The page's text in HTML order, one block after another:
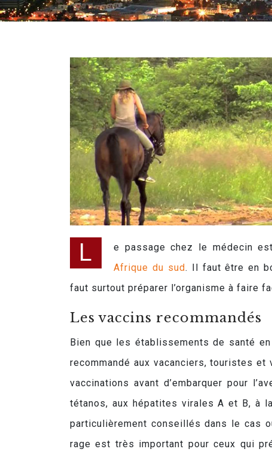
L e passage chez le médecin
Afrique du sud. Il faut être en
faut surtout préparer l’organisme à faire
Les vaccins recommandés
Bien que les établissements de santé
recommandé aux vacanciers, touristes
vaccinations avant d’embarquer pour
tétanos, aux hépatites virales A et B, à
particulièrement conseillés dans le cas
rage est très important pour ceux qui